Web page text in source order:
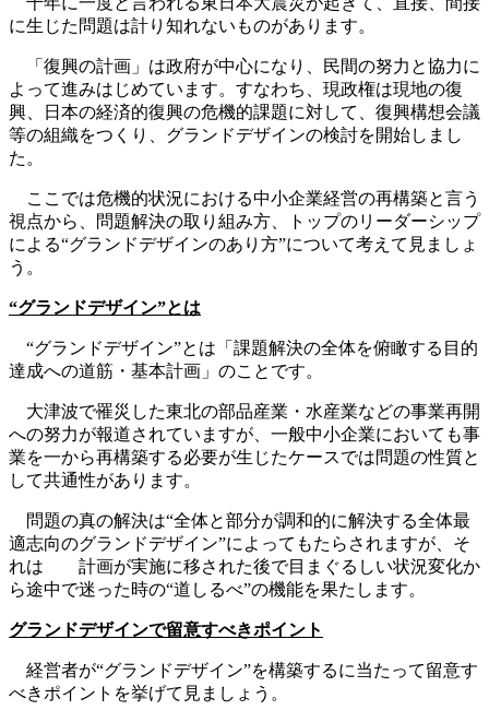
に生じた問題は計り知れないものがあります。
「復興の計画」は政府が中心になり、民間の努力と協力に
よって進みはじめています。すなわち、現政権は現地の復
興、日本の経済的復興の危機的課題に対して、復興構想会議
等の組織をつくり、グランドデザインの検討を開始しまし
た。
ここでは危機的状況における中小企業経営の再構築と言う
視点から、問題解決の取り組み方、トップのリーダーシップ
による“グランドデザインのあり方”について考えて見ましょ
う。
“グランドデザイン”とは
“グランドデザイン”とは「課題解決の全体を俯瞰する目的
達成への道筋・基本計画」のことです。
大津波で罹災した東北の部品産業・水産業などの事業再開
への努力が報道されていますが、一般中小企業においても事
業を一から再構築する必要が生じたケースでは問題の性質と
して共通性があります。
問題の真の解決は“全体と部分が調和的に解決する全体最
適志向のグランドデザイン”によってもたらされますが、そ
れは 計画が実施に移された後で目まぐるしい状況変化か
ら途中で迷った時の“道しるべ”の機能を果たします。
グランドデザインで留意すべきポイント
経営者が“グランドデザイン”を構築するに当たって留意す
べきポイントを挙げて見ましょう。